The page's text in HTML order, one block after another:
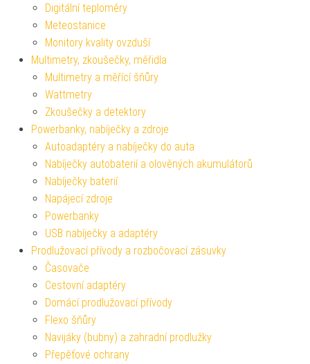
Digitální teploměry
Meteostanice
Monitory kvality ovzduší
Multimetry, zkoušečky, měřidla
Multimetry a měřící šňůry
Wattmetry
Zkoušečky a detektory
Powerbanky, nabíječky a zdroje
Autoadaptéry a nabíječky do auta
Nabíječky autobaterií a olověných akumulátorů
Nabíječky baterií
Napájecí zdroje
Powerbanky
USB nabíječky a adaptéry
Prodlužovací přívody a rozbočovací zásuvky
Časovače
Cestovní adaptéry
Domácí prodlužovací přívody
Flexo šňůry
Navijáky (bubny) a zahradní prodlužky
Přepěťové ochrany